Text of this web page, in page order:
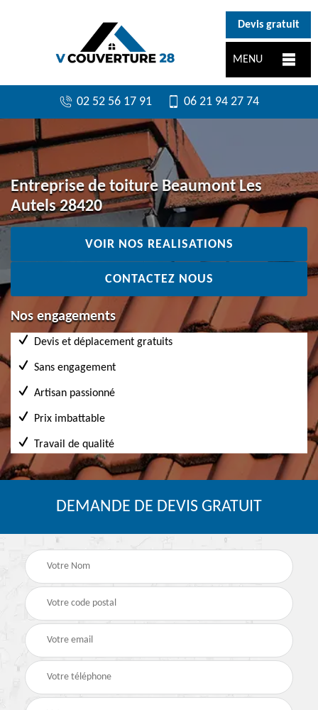
Devis gratuit
MENU
02 52 56 17 91 06 21 94 27 74
Entreprise de toiture Beaumont Les
Autels 28420
VOIR NOS REALISATIONS
CONTACTEZ NOUS
Nos engagements
Devis et déplacement gratuits
Sans engagement
Artisan passionné
Prix imbattable
Travail de qualité
DEMANDE DE DEVIS GRATUIT